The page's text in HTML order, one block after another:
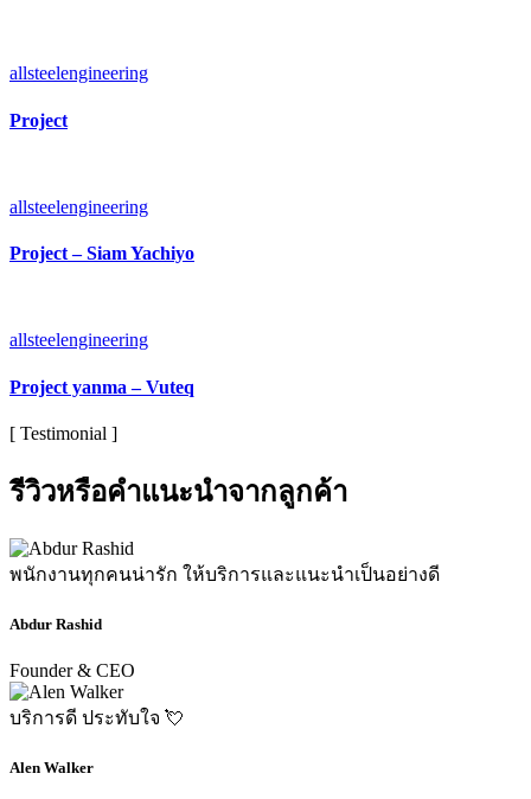
allsteelengineering
Project
allsteelengineering
Project – Siam Yachiyo
allsteelengineering
Project yanma – Vuteq
[ Testimonial ]
รีวิวหรือคำแนะนำจากลูกค้า
พนักงานทุกคนน่ารัก ให้บริการและแนะนำเป็นอย่างดี
Abdur Rashid
Founder & CEO
บริการดี ประทับใจ 💘
Alen Walker